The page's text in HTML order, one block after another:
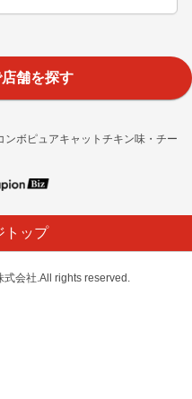
ンボピュアキャットチキン味・チー
舗を探す
トップ
会社.All rights reserved.